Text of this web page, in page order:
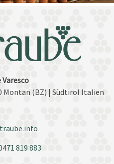
Montan (BZ) | Südtirol Italien
819 883